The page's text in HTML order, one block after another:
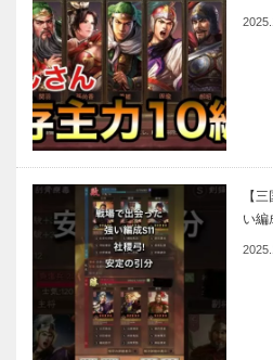
【
い編